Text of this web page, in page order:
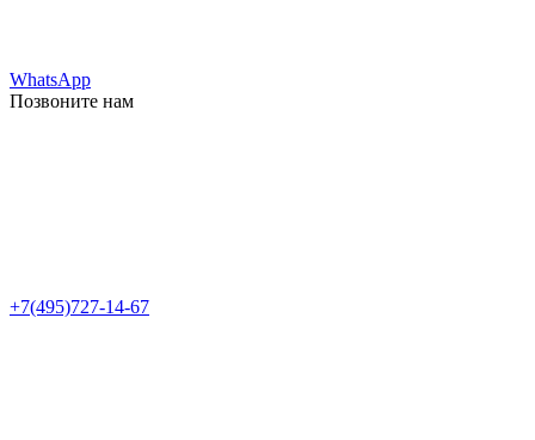
WhatsApp
Позвоните нам
+7(495)727-14-67